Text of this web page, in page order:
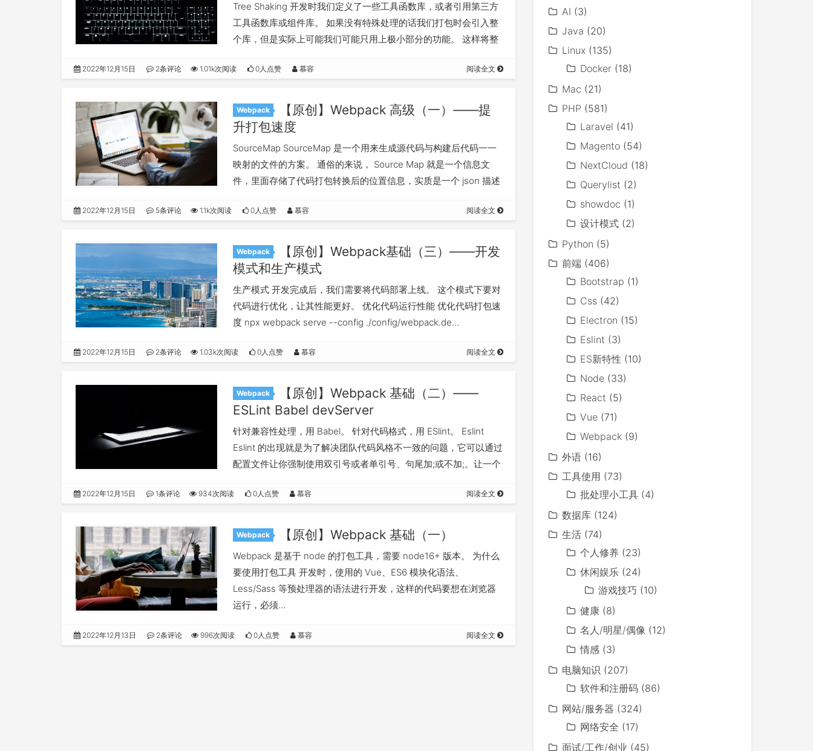
Tree Shaking 开发时我们定义了一些工具函数库，或者引用第三方
工具函数库或组件库。 如果没有特殊处理的话我们打包时会引入整
个库，但是实际上可能我们可能只用上极小部分的功能。 这样将整
2022年12月15日 2条评论 1.01k次阅读 0人点赞 慕容 阅读全文
Webpack
【原创】Webpack 高级（一）——提
升打包速度
SourceMap SourceMap 是一个用来生成源代码与构建后代码一一
映射的文件的方案。 通俗的来说， Source Map 就是一个信息文
件，里面存储了代码打包转换后的位置信息，实质是一个 json 描述
2022年12月15日 5条评论 1.1k次阅读 0人点赞 慕容 阅读全文
Webpack
【原创】Webpack基础（三）——开发
模式和生产模式
生产模式 开发完成后，我们需要将代码部署上线。 这个模式下要对
代码进行优化，让其性能更好。 优化代码运行性能 优化代码打包速
度 npx webpack serve --config ./config/webpack.de…
2022年12月15日 2条评论 1.03k次阅读 0人点赞 慕容 阅读全文
Webpack
【原创】Webpack 基础（二）——
ESLint Babel devServer
针对兼容性处理，用 Babel。 针对代码格式，用 ESlint。 Eslint
Eslint 的出现就是为了解决团队代码风格不一致的问题，它可以通过
配置文件让你强制使用双引号或者单引号、句尾加;或不加;。让一个
2022年12月15日 1条评论 934次阅读 0人点赞 慕容 阅读全文
Webpack 【原创】Webpack 基础（一）
Webpack 是基于 node 的打包工具，需要 node16+ 版本。 为什么
要使用打包工具 开发时，使用的 Vue、ES6 模块化语法、
Less/Sass 等预处理器的语法进行开发，这样的代码要想在浏览器
运行，必须…
2022年12月13日 2条评论 996次阅读 0人点赞 慕容 阅读全文
AI (3)
Java (20)
Linux (135)
Docker (18)
Mac (21)
PHP (581)
Laravel (41)
Magento (54)
NextCloud (18)
Querylist (2)
showdoc (1)
设计模式 (2)
Python (5)
前端 (406)
Bootstrap (1)
Css (42)
Electron (15)
Eslint (3)
ES新特性 (10)
Node (33)
React (5)
Vue (71)
Webpack (9)
外语 (16)
工具使用 (73)
批处理小工具 (4)
数据库 (124)
生活 (74)
个人修养 (23)
休闲娱乐 (24)
游戏技巧 (10)
健康 (8)
名人/明星/偶像 (12)
情感 (3)
电脑知识 (207)
软件和注册码 (86)
网站/服务器 (324)
网络安全 (17)
面试/工作/创业 (45)